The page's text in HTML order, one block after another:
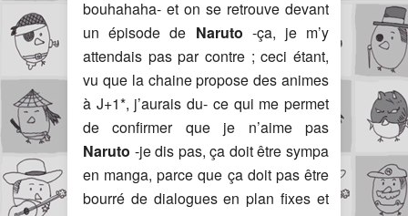
bouhahaha- et on se retrouve devant
un épisode de Naruto -ça, je m’y
attendais pas par contre ; ceci étant,
vu que la chaine propose des animes
à J+1*, j’aurais du- ce qui me permet
de confirmer que je n’aime pas
Naruto -je dis pas, ça doit être sympa
en manga, parce que ça doit pas être
bourré de dialogues en plan fixes et